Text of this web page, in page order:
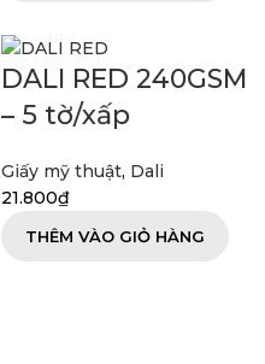
DALI RED 240GSM
– 5 tờ/xấp
Giấy mỹ thuật, Dali
21.800₫
THÊM VÀO GIỎ HÀNG